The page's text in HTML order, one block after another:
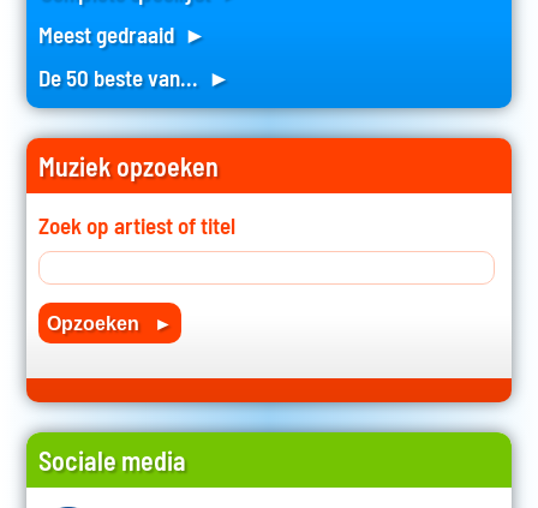
Meest gedraaid ►
De 50 beste van... ►
Muziek opzoeken
Zoek op artiest of titel
Sociale media